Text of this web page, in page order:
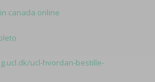
canada online
ucl-hvordan-bestille-